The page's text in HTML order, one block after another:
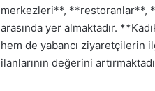
merkezleri**, **restoranlar**,
arasında yer almaktadır.
hem de yabancı ziyaretçilerin
ilanlarının değerini